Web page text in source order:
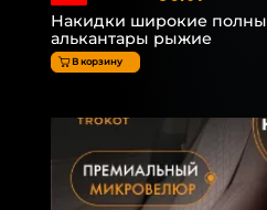
Накидки широкие
алькантары рыжие
В корзину